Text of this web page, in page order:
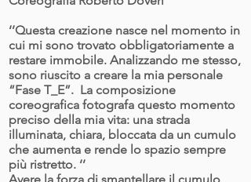
‘’Questa creazione nasce nel momento in
cui mi sono trovato obbligatoriamente a
restare immobile. Analizzando me stesso,
sono riuscito a creare la mia personale
“Fase T_E”. La composizione
coreografica fotografa questo momento
preciso della mia vita: una strada
illuminata, chiara, bloccata da un cumulo
che aumenta e rende lo spazio sempre
più ristretto. ‘’